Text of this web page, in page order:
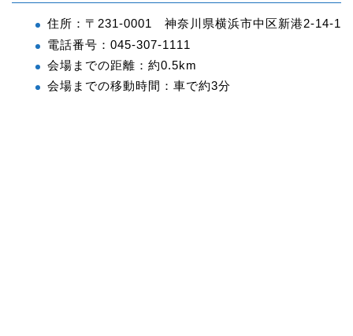
住所：〒231-0001 神奈川県横浜市中区新港2-14-1
電話番号：045-307-1111
会場までの距離：約0.5km
会場までの移動時間：車で約3分